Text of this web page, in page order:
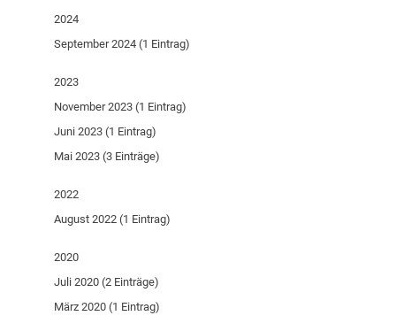
2024
September 2024 (1 Eintrag)
2023
November 2023 (1 Eintrag)
Juni 2023 (1 Eintrag)
Mai 2023 (3 Einträge)
2022
August 2022 (1 Eintrag)
2020
Juli 2020 (2 Einträge)
März 2020 (1 Eintrag)